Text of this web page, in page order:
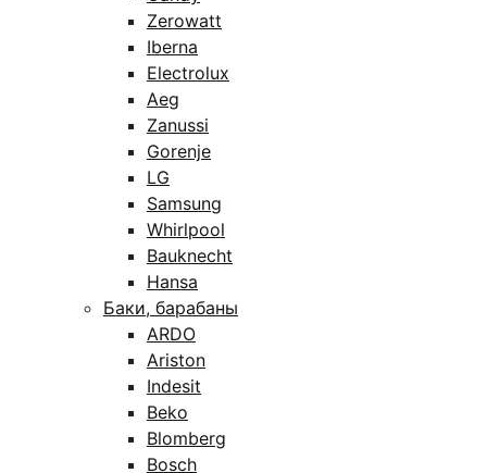
Zerowatt
Iberna
Electrolux
Aeg
Zanussi
Gorenje
LG
Samsung
Whirlpool
Bauknecht
Hansa
Баки, барабаны
ARDO
Ariston
Indesit
Beko
Blomberg
Bosch